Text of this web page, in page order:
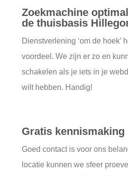
Zoekmachine
de thuisbasis
Dienstverlening ‘om de hoek’
voordeel. We zijn er zo en
schakelen als je iets in je
wilt hebben. Handig!
Gratis kennismaking
Goed contact is voor ons
locatie kunnen we sfeer